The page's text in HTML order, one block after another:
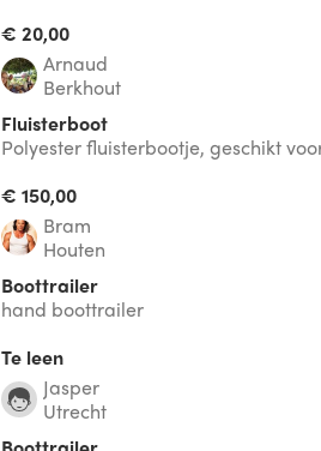
€ 20,00
Arnaud
Berkhout
Fluisterboot
Polyester fluisterbootje, geschikt
€ 150,00
Bram
Houten
Boottrailer
hand boottrailer
Te leen
jasper
Utrecht